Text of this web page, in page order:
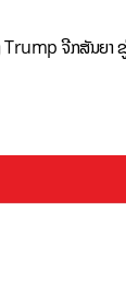
Trump ຈີກສັນຍາ